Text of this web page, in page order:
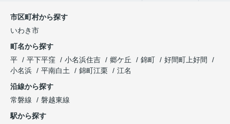
市区町村から探す
いわき市
町名から探す
平
平下平窪 小名浜住吉 郷ケ丘 錦町
好間町上好間
小名浜
平南白土 錦町江栗
江名
沿線から探す
常磐線
磐越東線
駅から探す